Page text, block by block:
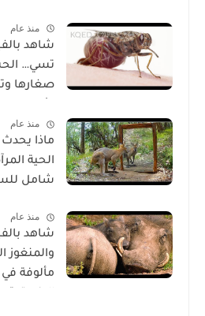
منذ عام
تسي…
صغارها
منذ عام
ماذا يحدث
الحية
شامل
منذ عام
شاهد
مألوفة